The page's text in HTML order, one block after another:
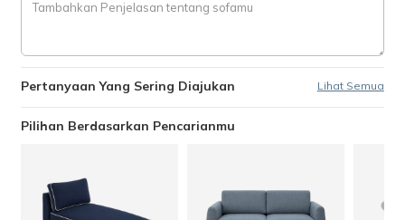
Pertanyaan Yang Sering Diajukan Lihat Semua
Pilihan Berdasarkan Pencarianmu